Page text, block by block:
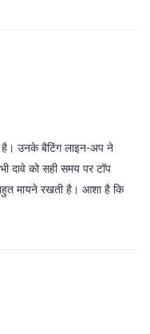
उनके बैटिंग लाइन‑अप ने
दावे को सही समय पर टॉप
मायने रखती है। आशा है कि